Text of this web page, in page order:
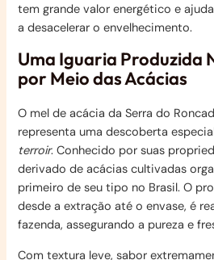
tem grande valor energético e
a desacelerar o envelhecimento.
Uma Iguaria Produzida
por Meio das Acácias
O mel de acácia da Serra do
representa uma descoberta
terroir. Conhecido por suas
derivado de acácias cultivadas
primeiro de seu tipo no Brasil. O
desde a extração até o envase, é
fazenda, assegurando a pureza e
Com textura leve, sabor